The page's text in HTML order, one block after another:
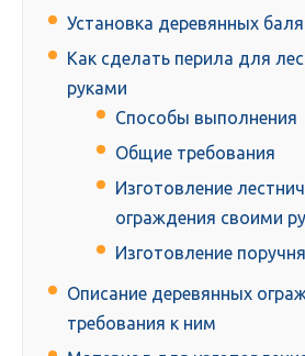
Установка деревянных
Как сделать перила для
руками
Способы выполнения
Общие требования
Изготовление
ограждения своими
Изготовление
Описание деревянных
требования к ним